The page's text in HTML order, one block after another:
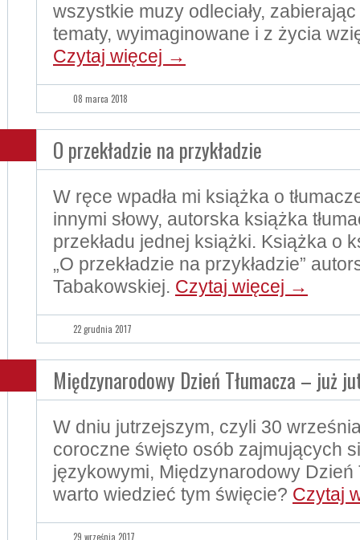
wszystkie muzy odleciały,
tematy, wyimaginowane i z życia
Czytaj więcej →
08 marca 2018
O przekładzie na przykładzie
W ręce wpadła mi książka o
innymi słowy, autorska książka
przekładu jednej książki. Książka o
„O przekładzie na przykładzie”
Tabakowskiej. Czytaj więcej →
22 grudnia 2017
Międzynarodowy Dzień Tłumacza – już
W dniu jutrzejszym, czyli 30
coroczne święto osób zajmujących
językowymi, Międzynarodowy Dzień
warto wiedzieć tym święcie? Czytaj
29 września 2017